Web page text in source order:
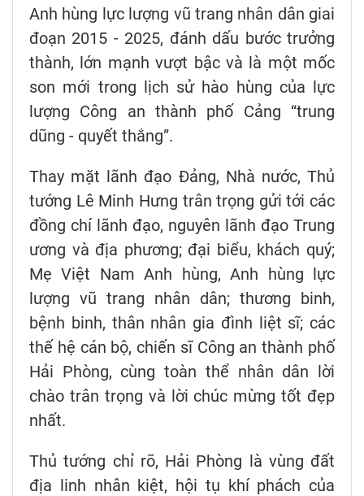
Anh hùng lực lượng vũ trang nhân dân giai
đoạn 2015 - 2025, đánh dấu bước trưởng
thành, lớn mạnh vượt bậc và là một mốc
son mới trong lịch sử hào hùng của lực
lượng Công an thành phố Cảng “trung
dũng - quyết thắng”.
Thay mặt lãnh đạo Đảng, Nhà nước, Thủ
tướng Lê Minh Hưng trân trọng gửi tới các
đồng chí lãnh đạo, nguyên lãnh đạo Trung
ương và địa phương; đại biểu, khách quý;
Mẹ Việt Nam Anh hùng, Anh hùng lực
lượng vũ trang nhân dân; thương binh,
bệnh binh, thân nhân gia đình liệt sĩ; các
thế hệ cán bộ, chiến sĩ Công an thành phố
Hải Phòng, cùng toàn thể nhân dân lời
chào trân trọng và lời chúc mừng tốt đẹp
nhất.
Thủ tướng chỉ rõ, Hải Phòng là vùng đất
địa linh nhân kiệt, hội tụ khí phách của